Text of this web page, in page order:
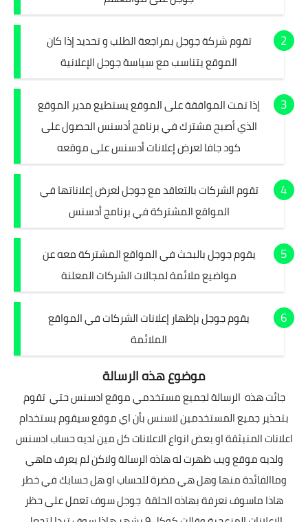
تقوم شركة جوجل بمراجعة الطلب و تحديد إذا كان
الموقع يتناسب مع سياسة جوجل الإعلانية
إذا تمت الموافقة على الموقع يستطيع مدير الموقع
الذي أصبح مشترك في برنامج أدسنس الحصول على
كود جافا لعرض إعلانات أدسنس على موقعه
تقوم الشركات بالتعاقد مع جوجل لعرض إعلاناتها في
المواقع المشتركة في برنامج أدسنس
يقوم جوجل بالبحث في المواقع المشتركة معه عن
مواضيع ملائمة لمجالات الشركات المعلنة
يقوم جوجل بإظهار إعلانات الشركات في المواقع
الملائمة
موضوع هذه الرسالة
جائت هذه الرسالة لجميع مستخدمي موقع ادسنس حتي تقوم
بتحذير جميع المستخدمين لاسنس بأن اي موقع سيقوم بستخدام
اعلانات المنبثقة او بعض انواع الاعلانات كل مين لديه حساب ادسنس
ولديه موقع ويب ظهرت له هاذه الرسالة ولاكن لم يعرف ماهي
وماالفائدة منها وهل هي مضرة للحساب او هل حسابك في خطر
هاذا ماسوف نعرفة بهاذه الحلقة جوجل سوف تعمل على حظر